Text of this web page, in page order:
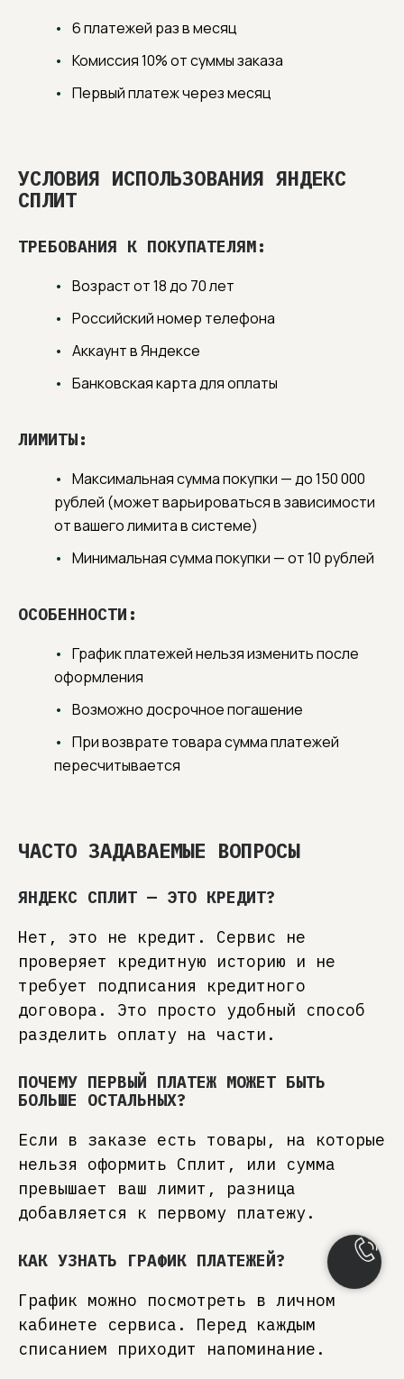
6 платежей раз в месяц
Комиссия 10% от суммы заказа
Первый платеж через месяц
УСЛОВИЯ ИСПОЛЬЗОВАНИЯ ЯНДЕКС
СПЛИТ
ТРЕБОВАНИЯ К ПОКУПАТЕЛЯМ:
Возраст от 18 до 70 лет
Российский номер телефона
Аккаунт в Яндексе
Банковская карта для оплаты
ЛИМИТЫ:
Максимальная сумма покупки — до 150 000
рублей (может варьироваться в зависимости
от вашего лимита в системе)
Минимальная сумма покупки — от 10 рублей
ОСОБЕННОСТИ:
График платежей нельзя изменить после
оформления
Возможно досрочное погашение
При возврате товара сумма платежей
пересчитывается
ЧАСТО ЗАДАВАЕМЫЕ ВОПРОСЫ
ЯНДЕКС СПЛИТ — ЭТО КРЕДИТ?
Нет, это не кредит. Сервис не
проверяет кредитную историю и не
требует подписания кредитного
договора. Это просто удобный способ
разделить оплату на части.
ПОЧЕМУ ПЕРВЫЙ ПЛАТЕЖ МОЖЕТ БЫТЬ
БОЛЬШЕ ОСТАЛЬНЫХ?
Если в заказе есть товары, на которые
нельзя оформить Сплит, или сумма
превышает ваш лимит, разница
добавляется к первому платежу.
КАК УЗНАТЬ ГРАФИК ПЛАТЕЖЕЙ?
График можно посмотреть в личном
кабинете сервиса. Перед каждым
списанием приходит напоминание.